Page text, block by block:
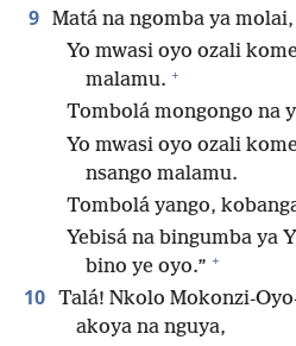
9 Matá na ngomba ya molai,
Yo mwasi oyo ozali
malamu. +
Tombolá mongongo na
Yo mwasi oyo ozali
nsango malamu.
Tombolá yango,
Yebisá na bingumba ya
bino ye oyo.” +
10 Talá! Nkolo Mokonzi-
akoya na nguya,